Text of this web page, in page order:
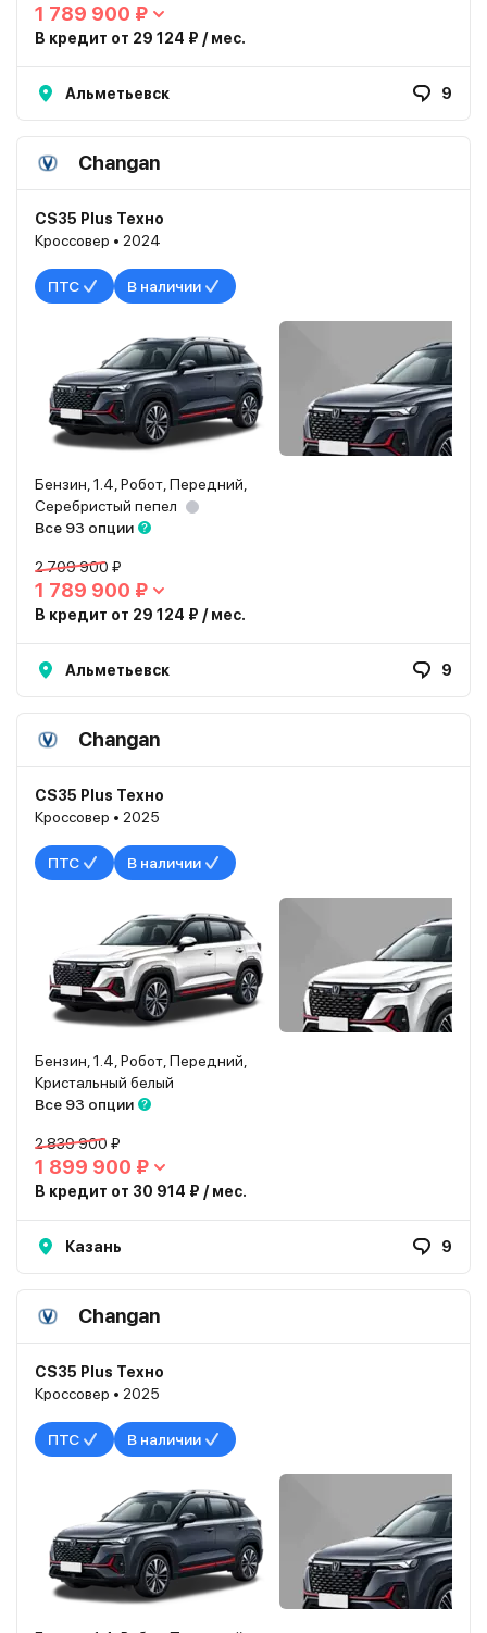
1 789 900 ₽
В кредит от 29 124 ₽ / мес.
Альметьевск 9
Changan
CS35 Plus Техно
Кроссовер • 2024
ПТС В наличии
Бензин, 1.4, Робот, Передний,
Серебристый пепел
Все 93 опции
2 709 900 ₽
1 789 900 ₽
В кредит от 29 124 ₽ / мес.
Альметьевск 9
Changan
CS35 Plus Техно
Кроссовер • 2025
ПТС В наличии
Бензин, 1.4, Робот, Передний,
Кристальный белый
Все 93 опции
2 839 900 ₽
1 899 900 ₽
В кредит от 30 914 ₽ / мес.
Казань 9
Changan
CS35 Plus Техно
Кроссовер • 2025
ПТС В наличии